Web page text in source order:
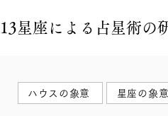
13星座による占星術の
ハウスの象意 星座の象意